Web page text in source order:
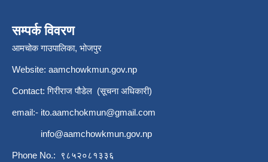
सम्पर्क विवरण
आमचोक गाउपालिका, भोजपुर
Website: aamchowkmun.gov.np
Contact: गिरीराज पौडेल (सूचना अधिकारी)
email:- ito.aamchokmun@gmail.com
info@aamchowkmun.gov.np
Phone No.: ९८५२०८१३३६